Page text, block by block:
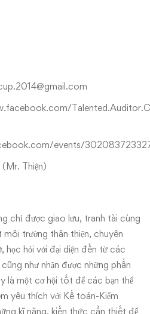
events/
Thiện)
chỉ được giao lưu, tranh tài cùng
trường thân thiện, chuyên
học hỏi với đại diện đến từ các
như nhận được những phần
là một cơ hội tốt để các bạn thể
yêu thích với Kế toán-Kiểm
kĩ năng, kiến thức cần thiết để